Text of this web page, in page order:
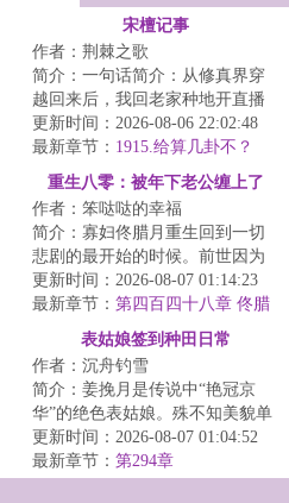
宋檀记事
作者：荆棘之歌
简介：一句话简介：从修真界穿
越回来后，我回老家种地开直播
卖菜了！修成金丹渡劫失败的宋
檀回到现代，发...
更新时间：2026-08-06 22:02:48
最新章节： 1915.给算几卦不？
重生八零：被年下老公缠上了
作者：笨哒哒的幸福
简介：寡妇佟腊月重生回到一切
悲剧的最开始的时候。前世因为
改嫁宋大龙，踏上了一条不归
路。重生归来的第...
更新时间：2026-08-07 01:14:23
最新章节： 第四百四十八章 佟腊
月改变了我的一生
表姑娘签到种田日常
作者：沉舟钓雪
简介：姜挽月是传说中“艳冠京
华”的绝色表姑娘。殊不知美貌单
出从来都是死局。想打破死局，
要么有挂，要...
更新时间：2026-08-07 01:04:52
最新章节： 第294章